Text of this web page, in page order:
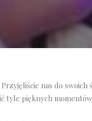
nas do swoich
tyle pięknych